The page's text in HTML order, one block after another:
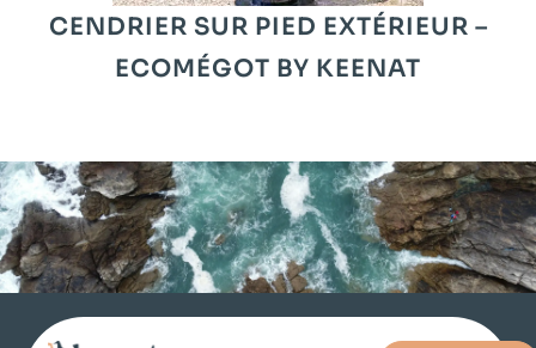
CENDRIER SUR PIED EXTÉRIEUR –
ECOMÉGOT BY KEENAT